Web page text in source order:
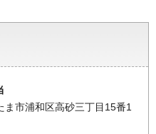
市浦和区高砂三丁目15番1